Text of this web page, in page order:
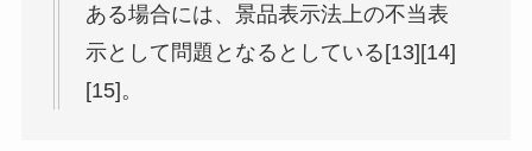
ある場合には、景品表示法上の不当表
示として問題となるとしている[13][14]
[15]。